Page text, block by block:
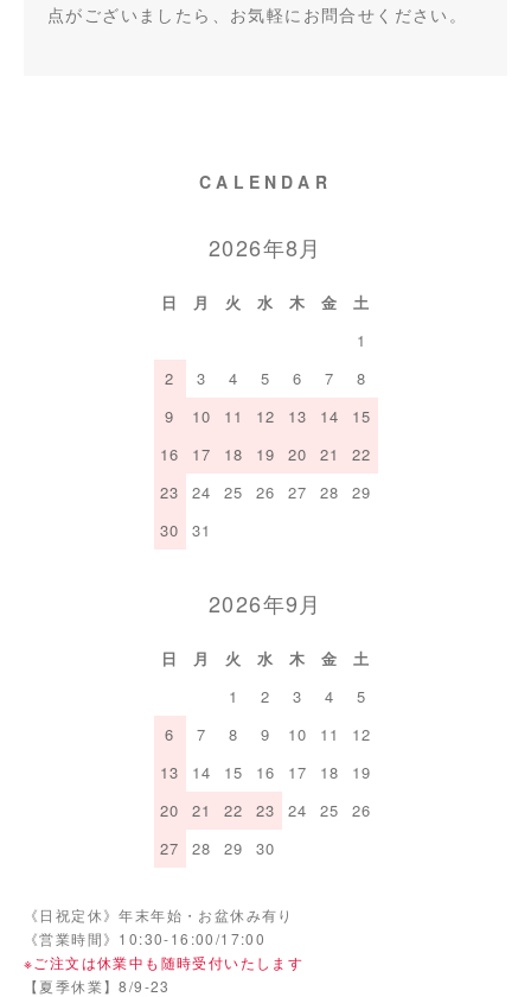
点がございましたら、お気軽にお問合せください。
CALENDAR
2026年8月
日 月 火 水 木 金
土
1
2
3 4 5 6 7
8
9
10 11 12 13 14
15
16
17 18 19 20 21
22
23
24 25 26 27 28
29
30
31
2026年9月
日 月 火 水 木 金
土
1
2 3 4
5
6
7 8 9 10 11
12
13
14 15 16 17 18
19
20
21 22 23 24 25
26
27
28 29 30
《日祝定休》年末年始・お盆休み有り
《営業時間》10:30-16:00/17:00
※ご注文は休業中も随時受付いたします
【夏季休業】8/9-23